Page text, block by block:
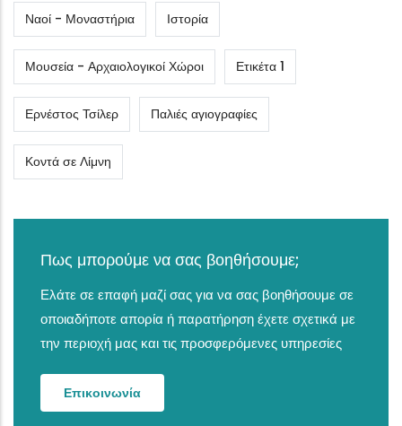
Ναοί - Μοναστήρια Ιστορία
Μουσεία - Αρχαιολογικοί Χώροι Ετικέτα 1
Ερνέστος Τσίλερ Παλιές αγιογραφίες
Κοντά σε Λίμνη
Πως μπορούμε να σας βοηθήσουμε;
Ελάτε σε επαφή μαζί σας για να σας βοηθήσουμε σε
οποιαδήποτε απορία ή παρατήρηση έχετε σχετικά με
την περιοχή μας και τις προσφερόμενες υπηρεσίες
Επικοινωνία